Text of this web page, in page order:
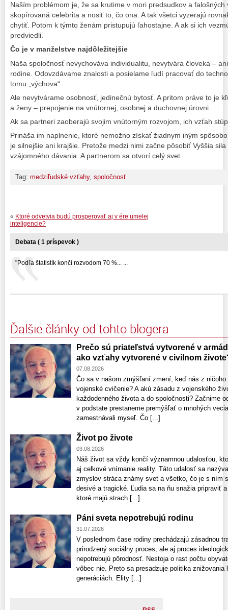
Naším problémom je, že sa krutime v mori predsudkov a
skopírovaná celebrita a nosiť to, čo ona. A tak všetci vyzerajú
chytiť. Potom k týmto ženám pristupujú ľahostajne. A ak si ich
predviedli.
Čo je v manželstve najdôležitejšie
Naša spoločnosť nevychováva individualitu, nevytvára človeka –
rodine. Odovzdávame znalosti a posielame ľudí pracovať do
tomu „výchova“.
Ale nevytvárame osobnosť, jedinečnú bytosť. A pritom práve to je
a ženy – prepojenie na vnútornej, osobnej a duchovnej úrovni.
Ak sa partneri zaoberajú svojim vnútorným rozvojom, ich vzťah
Prináša im naplnenie, ktoré nemožno získať žiadnym iným
je silnejšie ani krajšie. Pretože medzi nimi začne pôsobiť Vyššia
vzájomného dávania. A partnerom sa otvorí celý svet.
Tag: medziľudské vzťahy, spoločnosť
« Ktoré odvetvia budú prosperovať aj v ére umelej
inteligencie?
Debata ( 1 príspevok )
"Podľa štatistík končí rozvodom 70 %... ...
Ďalšie články od tohto blogera
Prečo sú priateľstvá vytvorené v
ako vzťahy vytvorené v civilnom
07.08.2026
Čo sa v našom zmýšľaní zmení, keď nás z
vojenské cvičenie? A akú zásadu z vojenského
každodenného života a do spoločnosti? Začnime
v podstate prestaneme premýšľať o mnohých
zamestnávali myseľ. Čo [...]
Život po živote
03.08.2026
Náš život sa vždy končí významnou udalosťou,
aj celkové vnímanie reality. Táto udalosť sa
zmyslov stráca známy svet a všetko, čo je s ním
desivé a tragické. Ľudia sa na ňu snažia pripraviť
ktoré majú strach [...]
Páni sveta nepotrebujú rodinu
31.07.2026
V poslednom čase rodiny prechádzajú zásadnou
prirodzený sociálny proces, ale aj proces
nepotrebujú pôrodnosť. Nestoja o rast počtu
vôbec nie. Preto sa presadzuje politika
generáciách. Elity [...]